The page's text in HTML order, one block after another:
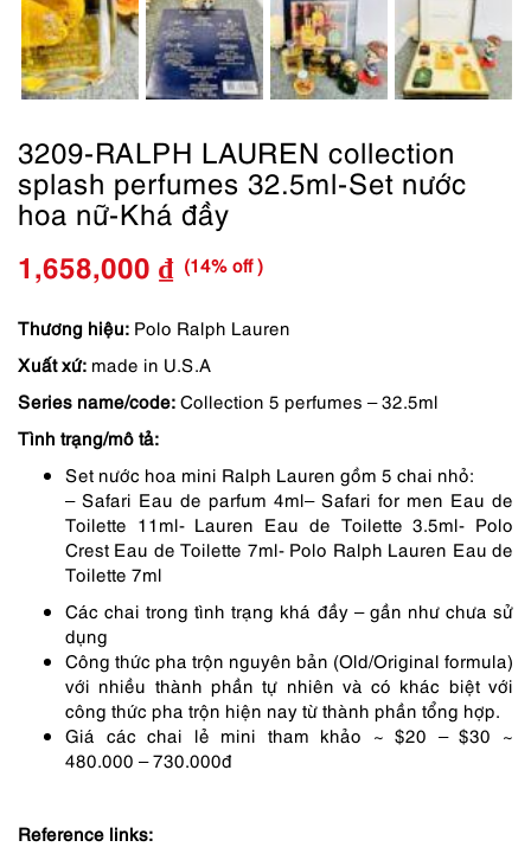
3209-RALPH LAUREN collection
splash perfumes 32.5ml-Set nước
hoa nữ-Khá đầy
Giá
gốc
là:
1,950,000 ₫.
1,658,000 ₫
Giá
hiện
tại
là:
(14% off )
Thương hiệu: Polo Ralph Lauren
Xuất xứ: made in U.S.A
Series name/code: Collection 5 perfumes – 32.5ml
Tình trạng/mô tả:
Set nước hoa mini Ralph Lauren gồm 5 chai nhỏ:
– Safari Eau de parfum 4ml– Safari for men Eau de
Toilette 11ml- Lauren Eau de Toilette 3.5ml- Polo
Crest Eau de Toilette 7ml- Polo Ralph Lauren Eau de
Toilette 7ml
Các chai trong tình trạng khá đầy – gần như chưa sử
dụng
Công thức pha trộn nguyên bản (Old/Original formula)
với nhiều thành phần tự nhiên và có khác biệt với
công thức pha trộn hiện nay từ thành phần tổng hợp.
Giá các chai lẻ mini tham khảo ~ $20 – $30 ~
480.000 – 730.000đ
Reference links: